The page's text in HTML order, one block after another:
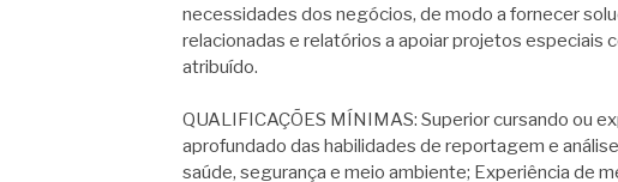
necessidades dos negócios, de modo a fornecer
relacionadas e relatórios a apoiar projetos especiais
atribuído.
QUALIFICAÇÕES MÍNIMAS: Superior cursando ou
aprofundado das habilidades de reportagem e
saúde, segurança e meio ambiente; Experiência de